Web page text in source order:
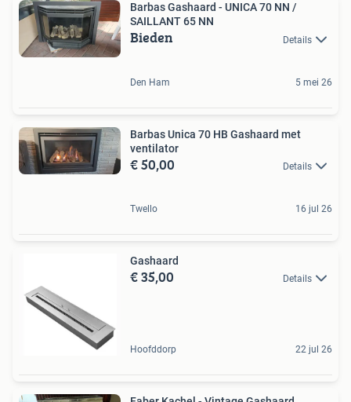
Barbas Gashaard - UNICA 70 NN /
SAILLANT 65 NN
Bieden Details
Den Ham 5 mei 26
Barbas Unica 70 HB Gashaard met
ventilator
€ 50,00 Details
Twello 16 jul 26
Gashaard
€ 35,00 Details
Hoofddorp 22 jul 26